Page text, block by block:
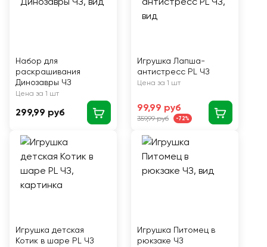
Набор для
раскрашивания
Динозавры ЧЗ
Цена за 1 шт
299,99 руб
Игрушка Лапша-
антистресс PL ЧЗ
Цена за 1 шт
99,99 руб
359,99 руб -72%
Игрушка детская
Котик в шаре PL ЧЗ
Игрушка Питомец в
рюкзаке ЧЗ